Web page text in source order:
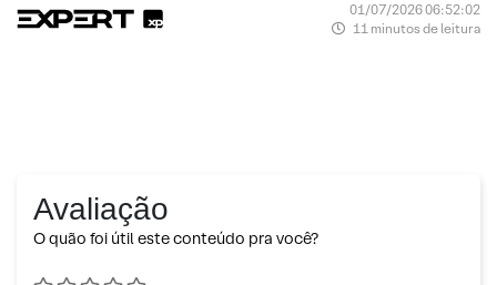
01/07/2026 06:52:02
11 minutos de leitura
Avaliação
O quão foi útil este conteúdo pra você?